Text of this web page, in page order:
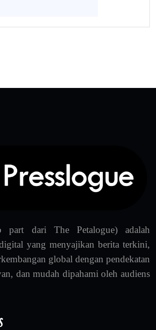
part dari The Petalogue) adalah
yang menyajikan berita terkini,
global dengan pendekatan
dan mudah dipahami oleh audiens